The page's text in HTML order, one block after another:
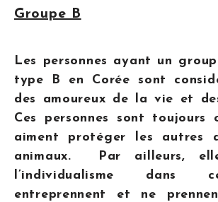
Groupe B
Les personnes ayant un
type B en Corée sont
des amoureux de la vie et
Ces personnes sont toujours
aiment protéger les autres
animaux. Par ailleurs,
l’individualisme dans
entreprennent et ne